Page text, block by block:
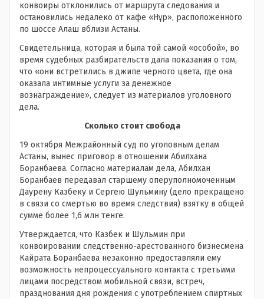
конвоиры отклонились от маршрута следования и
остановились недалеко от кафе «Нұр», расположенного
по шоссе Алаш вблизи Астаны.
Свидетельница, которая и была той самой «особой», во
время судебных разбирательств дала показания о том,
что «они встретились в джипе черного цвета, где она
оказала интимные услуги за денежное
вознаграждение», следует из материалов уголовного
дела.
Сколько стоит свобода
19 октября Межрайонный суд по уголовным делам
Астаны, вынес приговор в отношении Абилхана
Боранбаева. Согласно материалам дела, Абилхан
Боранбаев передавал старшему оперуполномоченным
Даурену Казбеку и Сергею Шульмину (дело прекращено
в связи со смертью во время следствия) взятку в общей
сумме более 1,6 млн тенге.
Утверждается, что Казбек и Шульмин при
конвоировании следственно-арестованного бизнесмена
Кайрата Боранбаева незаконно предоставляли ему
возможность непроцессуального контакта с третьими
лицами посредством мобильной связи, встреч,
празднования дня рождения с употреблением спиртных